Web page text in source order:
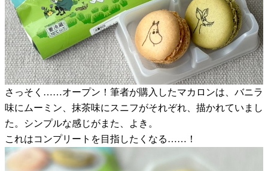
さっそく……オープン！筆者が購入したマカロンは、バニラ
味にムーミン、抹茶味にスニフがそれぞれ、描かれていまし
た。シンプルな感じがまた、よき。
これはコンプリートを目指したくなる……！